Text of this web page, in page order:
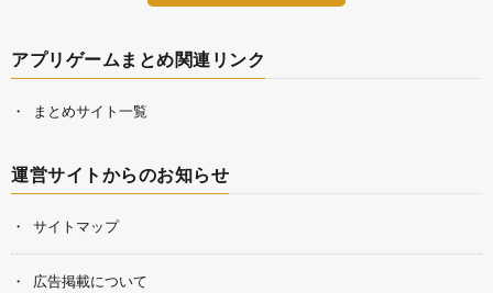
アプリゲームまとめ関連リンク
まとめサイト一覧
運営サイトからのお知らせ
サイトマップ
広告掲載について